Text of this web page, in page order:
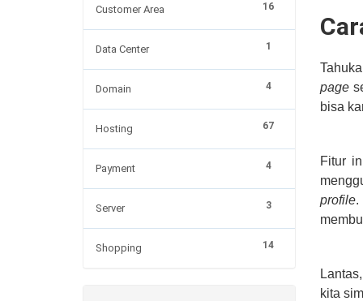
16
Customer Area
1
Data Center
4
Domain
67
Hosting
4
Payment
3
Server
14
Shopping
page
bisa
Fitur
profile.
kita